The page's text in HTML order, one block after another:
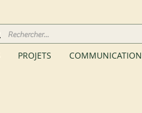
PROJETS COMMUNICATION